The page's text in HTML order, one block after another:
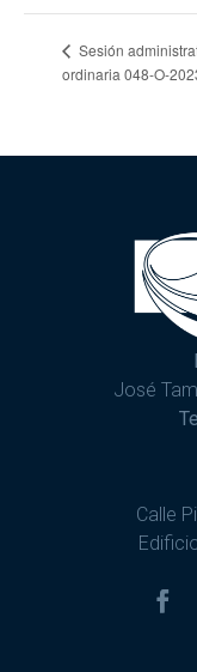
Sesión
ordinaria 048-O-
José
Calle